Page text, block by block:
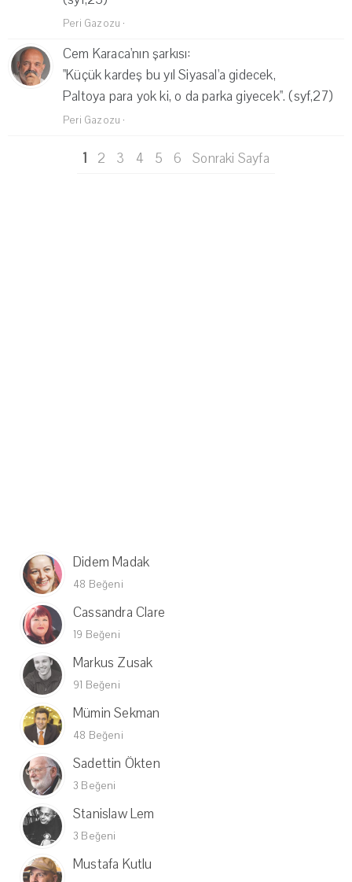
Peri Gazozu ·
Cem Karaca'nın şarkısı:
"Küçük kardeş bu yıl Siyasal'a gidecek,
Paltoya para yok ki, o da parka giyecek". (syf,27)
Peri Gazozu ·
1 2 3 4 5 6 Sonraki Sayfa
Didem Madak
48 Beğeni
Cassandra Clare
19 Beğeni
Markus Zusak
91 Beğeni
Mümin Sekman
48 Beğeni
Sadettin Ökten
3 Beğeni
Stanislaw Lem
3 Beğeni
Mustafa Kutlu